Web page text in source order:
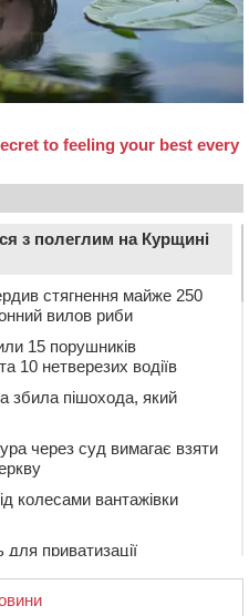
з полеглим на Курщині
стягнення майже 250
вилов риби
15 порушників
10 нетверезих водіїв
збила пішохода, який
через суд вимагає взяти
колесами вантажівки
приватизації
як його докупити та що